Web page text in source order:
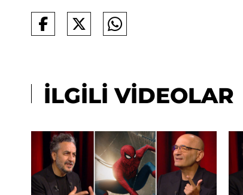
İLGİLİ VİDEOLAR